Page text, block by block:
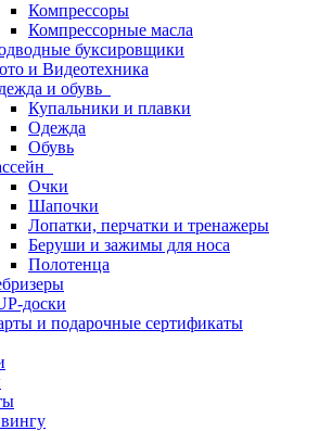
Компрессоры
Компрессорные масла
буксировщики
и Видеотехника
и обувь
Купальники и плавки
Одежда
Обувь
Очки
Шапочки
Лопатки, перчатки и тренажеры
Беруши и зажимы для носа
Полотенца
доски
и подарочные сертификаты